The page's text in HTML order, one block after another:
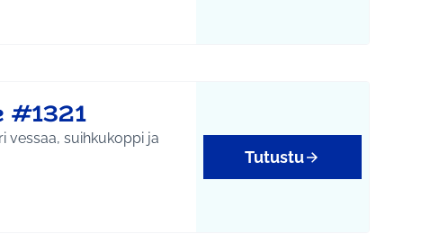
vessaa, suihkukoppi ja
Tutustu